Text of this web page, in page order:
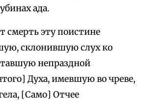
ада.
смерть эту поистине
склонившую слух ко
непраздной
Духа, имевшую во чреве,
[Само] Отчее